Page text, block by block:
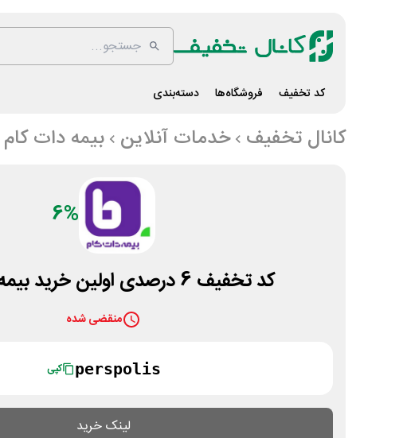
کد تخفیف فروشگاه‌ها دسته‌بندی
کانال تخفیف خدمات آنلاین بیمه دات کام
6%
کد تخفیف 6 درصدی اولین خرید بیمه دات کام
منقضی شده
perspolis کپی
لینک خرید